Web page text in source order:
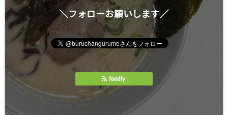
＼フォローお願いします／
feedly